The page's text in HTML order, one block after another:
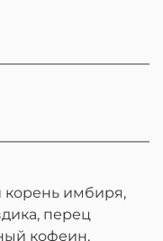
корень имбиря,
перец
кофеин,